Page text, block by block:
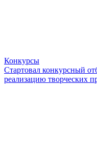
Конкурсы
Стартовал конкурсный
реализацию творческих